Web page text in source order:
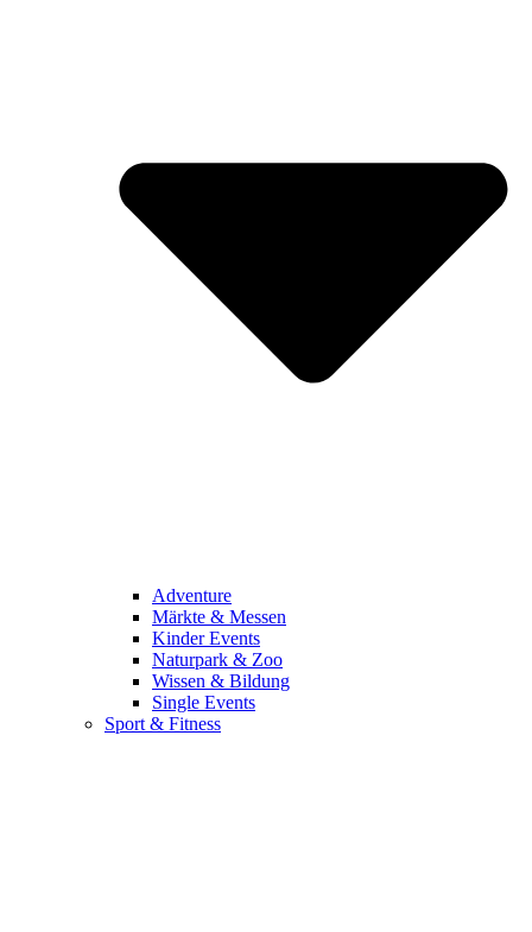
Adventure
Märkte & Messen
Kinder Events
Naturpark & Zoo
Wissen & Bildung
Single Events
Sport & Fitness